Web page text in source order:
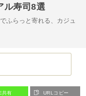
ル寿司8選
ふらっと寄れる、カジュ
共有 URLコピー